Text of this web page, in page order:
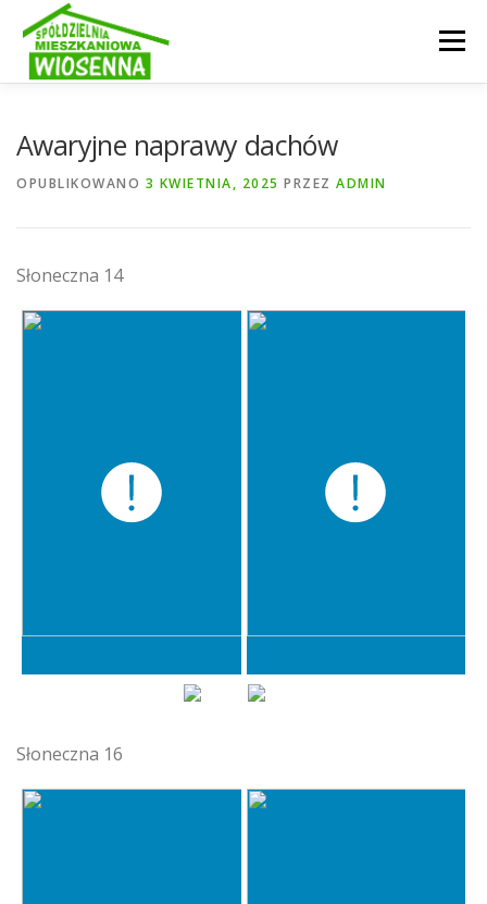
treści
Menu
KONTAKT
Awaryjne naprawy dachów
OPUBLIKOWANO 3 KWIETNIA, 2025 PRZEZ ADMIN
Słoneczna 14
Słoneczna 16